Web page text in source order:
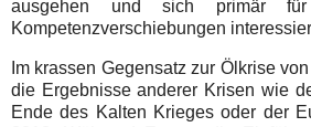
ausgehen und sich primär für
Kompetenzverschiebungen
Im krassen Gegensatz zur Ölkrise
die Ergebnisse anderer Krisen wie
Ende des Kalten Krieges oder der